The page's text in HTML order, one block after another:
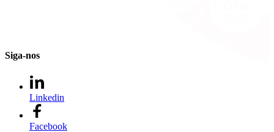
Siga-nos
Linkedin
Facebook